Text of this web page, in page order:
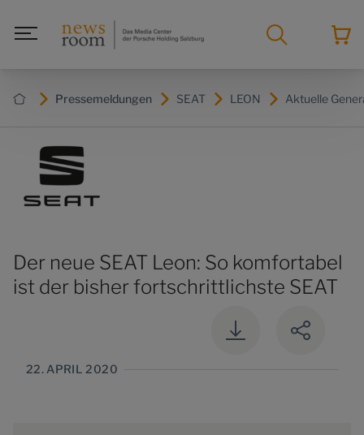
Pressemeldungen SEAT LEON Aktuelle
Der neue SEAT Leon: So komfortabel
ist der bisher fortschrittlichste SEAT
22. APRIL 2020